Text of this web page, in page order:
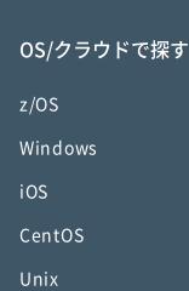
OS/クラウドで探す
z/OS
Windows
iOS
CentOS
Unix